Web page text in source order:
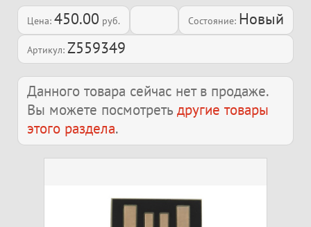
Цена: 450.00 руб. Состояние: Новый
Артикул: Z559349
Данного товара сейчас нет в продаже.
Вы можете посмотреть другие товары
этого раздела.